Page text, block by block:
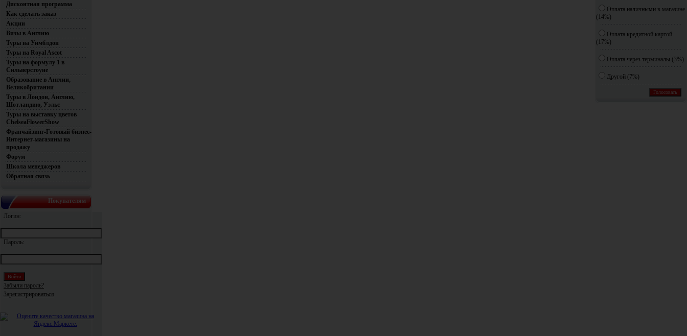
Дисконтная программа
Как сделать заказ
Акции
Визы в Англию
Туры на Уимблдон
Туры на Royal Ascot
Туры на формулу 1 в
Сильверстоуне
Образование в Англии,
Великобритании
Туры в Лондон, Англию,
Шотландию, Уэльс
Туры на выставку цветов
ChelseaFlowerShow
Франчайзинг-Готовый бизнес-
Интернет-магазины на
продажу
Форум
Школа менеджеров
Обратная связь
Покупателям
Логин:
Пароль:
Забыли пароль?
Зарегистрироваться
Оплата наличными в магазине
(14%)
Оплата кредитной картой
(17%)
Оплата через терминалы (3%)
Другoй (7%)